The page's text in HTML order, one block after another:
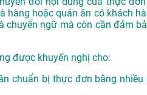
hàng hoặc quán ăn có khách
chuyển ngữ mà còn cần đảm
được khuyến nghị cho:
chuẩn bị thực đơn bằng